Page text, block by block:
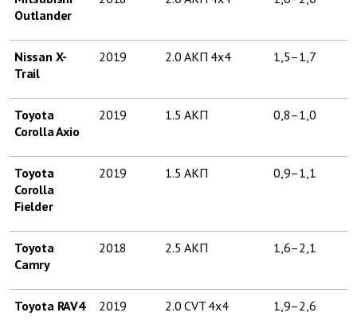
Outlander
Nissan X-
Trail
2019 2.0 АКП 4х4 1,5–1,7
Toyota
Corolla Axio
2019 1.5 АКП 0,8–1,0
Toyota
Corolla
Fielder
2019 1.5 АКП 0,9–1,1
Toyota
Camry
2018 2.5 АКП 1,6–2,1
Toyota RAV4 2019 2.0 CVT 4х4 1,9–2,6